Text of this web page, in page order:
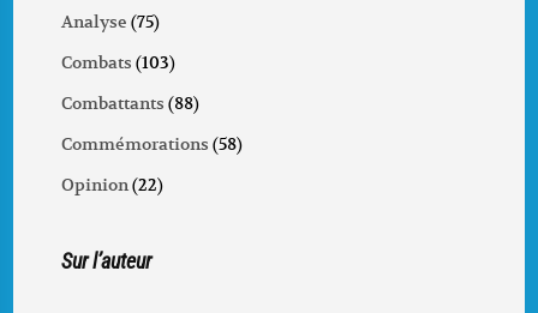
Analyse (75)
Combats (103)
Combattants (88)
Commémorations (58)
Opinion(22)
Sur l’auteur